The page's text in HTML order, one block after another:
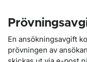
En ansökningsavgift
prövningen av